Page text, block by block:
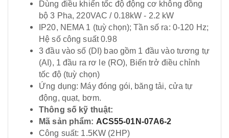
Dùng điều khiển tốc độ động cơ không đồng
bộ 3 Pha, 220VAC / 0.18kW - 2.2 kW
IP20, NEMA 1 (tuỳ chọn); Tần số ra: 0-120 Hz;
Hệ số công suất 0.98
3 đầu vào số (DI) bao gồm 1 đầu vào tương tự
(AI), 1 đầu ra rơ le (RO), Biến trở điều chỉnh
tốc độ (tuỳ chọn)
Ứng dụng: Máy đóng gói, băng tải, cửa tự
động, quạt, bơm.
Thông số kỹ thuật:
Mã sản phẩm: ACS55-01N-07A6-2
Công suất: 1.5KW (2HP)